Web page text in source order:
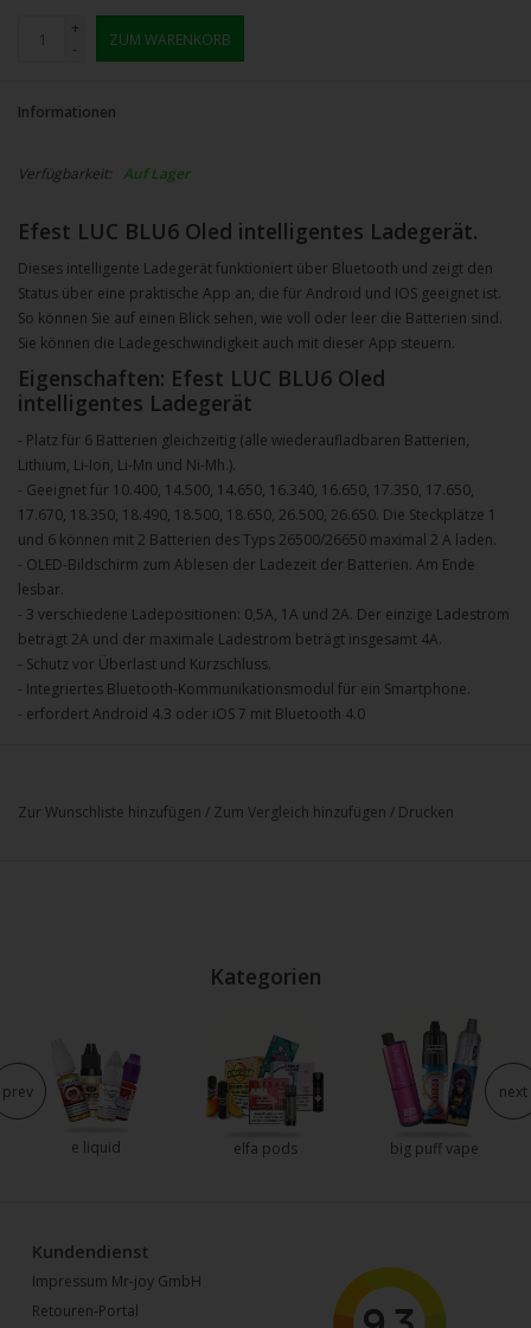
+
-
ZUM WARENKORB
Informationen
Verfügbarkeit: Auf Lager
Efest LUC BLU6 Oled intelligentes Ladegerät.
Dieses intelligente Ladegerät funktioniert über Bluetooth und zeigt den
Status über eine praktische App an, die für Android und IOS geeignet ist.
So können Sie auf einen Blick sehen, wie voll oder leer die Batterien sind.
Sie können die Ladegeschwindigkeit auch mit dieser App steuern.
Eigenschaften: Efest LUC BLU6 Oled
intelligentes Ladegerät
- Platz für 6 Batterien gleichzeitig (alle wiederaufladbaren Batterien,
Lithium, Li-Ion, Li-Mn und Ni-Mh.).
- Geeignet für 10.400, 14.500, 14.650, 16.340, 16.650, 17.350, 17.650,
17.670, 18.350, 18.490, 18.500, 18.650, 26.500, 26.650. Die Steckplätze 1
und 6 können mit 2 Batterien des Typs 26500/26650 maximal 2 A laden.
- OLED-Bildschirm zum Ablesen der Ladezeit der Batterien. Am Ende
lesbar.
- 3 verschiedene Ladepositionen: 0,5A, 1A und 2A. Der einzige Ladestrom
beträgt 2A und der maximale Ladestrom beträgt insgesamt 4A.
- Schutz vor Überlast und Kurzschluss.
- Integriertes Bluetooth-Kommunikationsmodul für ein Smartphone.
- erfordert Android 4.3 oder iOS 7 mit Bluetooth 4.0
Zur Wunschliste hinzufügen / Zum Vergleich hinzufügen / Drucken
Kategorien
e liquid elfa pods big puff vape
prev next
Kundendienst
Impressum Mr-joy GmbH
Retouren-Portal